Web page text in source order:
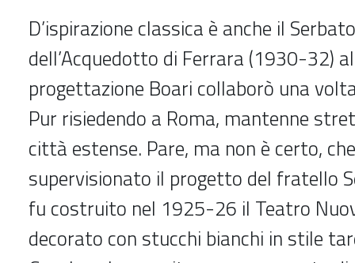
D’ispirazione classica è anche il
dell’Acquedotto di Ferrara (1930-32)
progettazione Boari collaborò una
Pur risiedendo a Roma, mantenne
città estense. Pare, ma non è certo,
supervisionato il progetto del fratello
fu costruito nel 1925-26 il Teatro
decorato con stucchi bianchi in stile